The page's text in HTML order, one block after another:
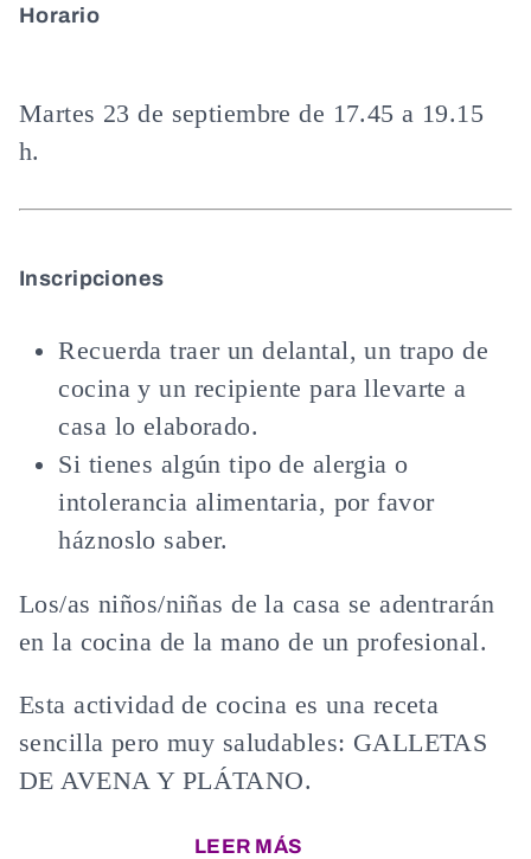
Horario
Martes 23 de septiembre de 17.45 a 19.15
h.
Inscripciones
Recuerda traer un delantal, un trapo de
cocina y un recipiente para llevarte a
casa lo elaborado.
Si tienes algún tipo de alergia o
intolerancia alimentaria, por favor
háznoslo saber.
Los/as niños/niñas de la casa se adentrarán
en la cocina de la mano de un profesional.
Esta actividad de cocina es una receta
sencilla pero muy saludables: GALLETAS
DE AVENA Y PLÁTANO.
LEER MÁS